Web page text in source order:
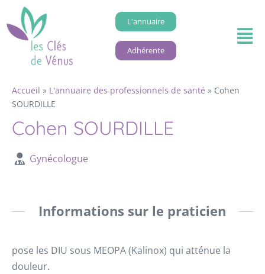
L'annuaire
Adhérente
Accueil » L'annuaire des professionnels de santé » Cohen
SOURDILLE
Cohen SOURDILLE
Gynécologue
Informations sur le praticien
pose les DIU sous MEOPA (Kalinox) qui atténue la
douleur.